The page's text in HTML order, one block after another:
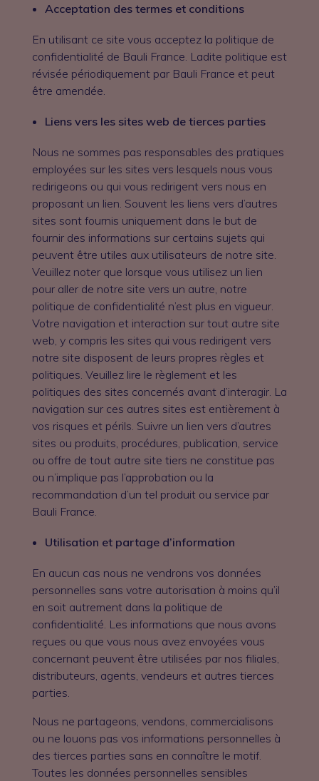
Acceptation des termes et conditions
En utilisant ce site vous acceptez la politique de
confidentialité de Bauli France. Ladite politique est
révisée périodiquement par Bauli France et peut
être amendée.
Liens vers les sites web de tierces parties
Nous ne sommes pas responsables des pratiques
employées sur les sites vers lesquels nous vous
redirigeons ou qui vous redirigent vers nous en
proposant un lien. Souvent les liens vers d’autres
sites sont fournis uniquement dans le but de
fournir des informations sur certains sujets qui
peuvent être utiles aux utilisateurs de notre site.
Veuillez noter que lorsque vous utilisez un lien
pour aller de notre site vers un autre, notre
politique de confidentialité n’est plus en vigueur.
Votre navigation et interaction sur tout autre site
web, y compris les sites qui vous redirigent vers
notre site disposent de leurs propres règles et
politiques. Veuillez lire le règlement et les
politiques des sites concernés avant d’interagir. La
navigation sur ces autres sites est entièrement à
vos risques et périls. Suivre un lien vers d’autres
sites ou produits, procédures, publication, service
ou offre de tout autre site tiers ne constitue pas
ou n’implique pas l’approbation ou la
recommandation d’un tel produit ou service par
Bauli France.
Utilisation et partage d’information
En aucun cas nous ne vendrons vos données
personnelles sans votre autorisation à moins qu’il
en soit autrement dans la politique de
confidentialité. Les informations que nous avons
reçues ou que vous nous avez envoyées vous
concernant peuvent être utilisées par nos filiales,
distributeurs, agents, vendeurs et autres tierces
parties.
Nous ne partageons, vendons, commercialisons
ou ne louons pas vos informations personnelles à
des tierces parties sans en connaître le motif.
Toutes les données personnelles sensibles